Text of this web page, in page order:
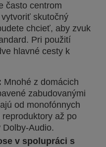
často centrom
skutočný
chcieť, aby zvuk
Pri použití
hlavné cesty k
Mnohé z domácich
zabudovanými
od monofónnych
až po
Dolby-Audio.
v spolupráci s